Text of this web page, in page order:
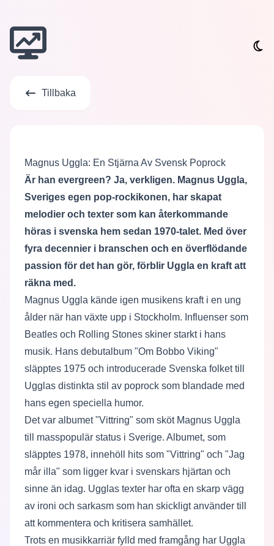
Tillbaka
Magnus Uggla: En Stjärna Av Svensk Poprock
Är han evergreen? Ja, verkligen. Magnus Uggla,
Sveriges egen pop-rockikonen, har skapat
melodier och texter som kan återkommande
höras i svenska hem sedan 1970-talet. Med över
fyra decennier i branschen och en överflödande
passion för det han gör, förblir Uggla en kraft att
räkna med.
Magnus Uggla kände igen musikens kraft i en ung
ålder när han växte upp i Stockholm. Influenser som
Beatles och Rolling Stones skiner starkt i hans
musik. Hans debutalbum "Om Bobbo Viking"
släpptes 1975 och introducerade Svenska folket till
Ugglas distinkta stil av poprock som blandade med
hans egen speciella humor.
Det var albumet "Vittring" som sköt Magnus Uggla
till masspopulär status i Sverige. Albumet, som
släpptes 1978, innehöll hits som "Vittring" och "Jag
mår illa" som ligger kvar i svenskars hjärtan och
sinne än idag. Ugglas texter har ofta en skarp vägg
av ironi och sarkasm som han skickligt använder till
att kommentera och kritisera samhället.
Trots en musikkarriär fylld med framgång har Uggla